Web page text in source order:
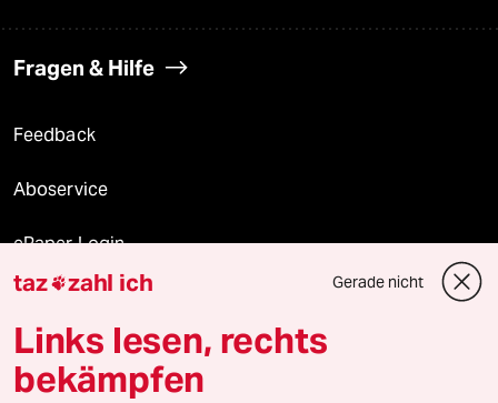
Fragen & Hilfe
Feedback
Aboservice
ePaper Login
Downloads für Abonnierende
taz zahl ich Gerade nicht
Links lesen, rechts
bekämpfen